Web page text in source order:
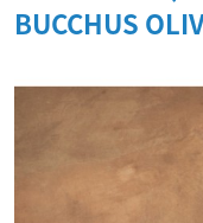
BUCCHUS